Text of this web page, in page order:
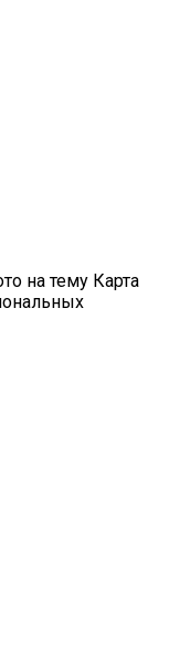
на тему Карта